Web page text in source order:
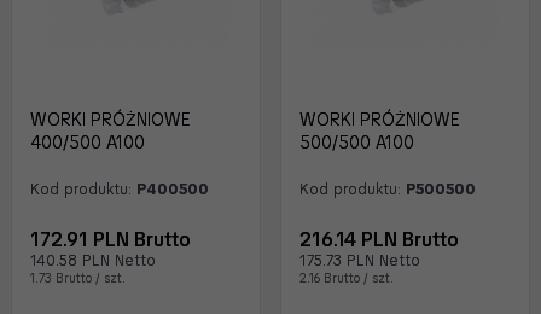
WORKI PRÓŻNIOWE
400/500 A100
Kod produktu: P400500
172.91 PLN Brutto
140.58 PLN Netto
1.73 Brutto / szt.
WORKI PRÓŻNIOWE
500/500 A100
Kod produktu: P500500
216.14 PLN Brutto
175.73 PLN Netto
2.16 Brutto / szt.